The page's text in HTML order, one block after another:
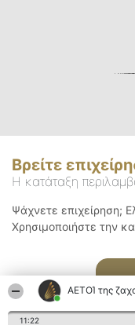
ΑΕΤΟΊ της
11:22
Βρείτε
Η κατάταξη
Ψάχνετε επιχείρηση;
Χρησιμοποιήστε την